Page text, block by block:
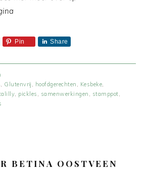
Pin Share
Glutenvrij hoofdgerechten Kesbeke
pickles samenwerkingen stamppot
BETINA OOSTVEEN